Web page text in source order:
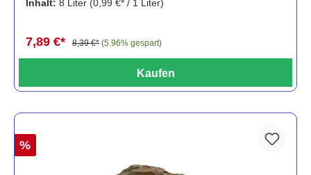
Inhalt: 8 Liter (0,99 €* / 1 Liter)
7,89 €* 8,39 €* (5.96% gespart)
Kaufen
%